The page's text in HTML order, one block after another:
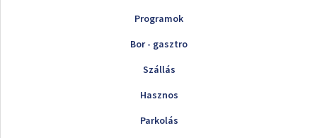
Programok
Bor - gasztro
Szállás
Hasznos
Parkolás